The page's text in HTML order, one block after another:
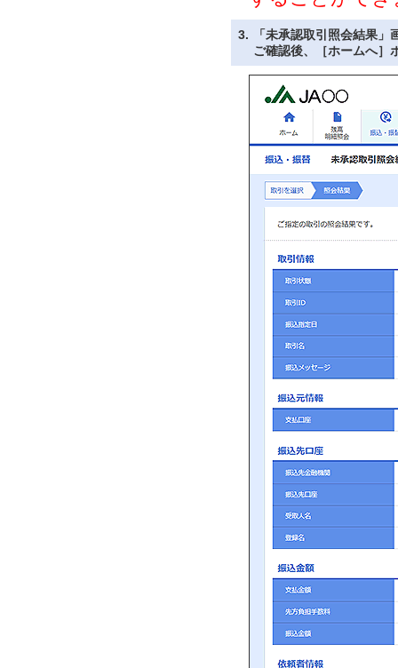
3.
「未承認取引照会結果
ご確認後、［ホームへ］